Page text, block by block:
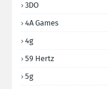
3DO
4A Games
4g
59 Hertz
5g